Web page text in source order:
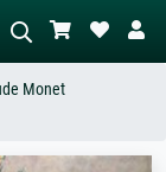
Monet